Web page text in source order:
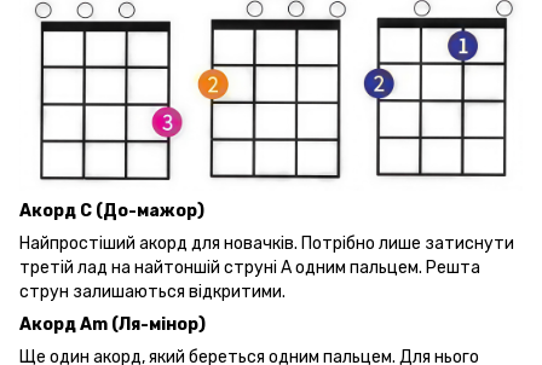
Акорд C (До-мажор)
Найпростіший акорд для новачків. Потрібно лише затиснути
третій лад на найтоншій струні A одним пальцем. Решта
струн залишаються відкритими.
Акорд Am (Ля-мінор)
Ще один акорд, який береться одним пальцем. Для нього